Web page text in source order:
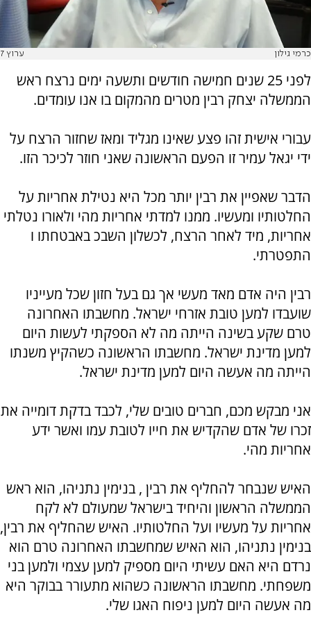
כרמי גילון ערוץ 7
לפני 25 שנים חמישה חודשים ותשעה ימים נרצח ראש
הממשלה יצחק רבין מטרים מהמקום בו אנו עומדים.
עבורי אישית זהו פצע שאינו מגליד ומאז שחזור הרצח על
ידי יגאל עמיר זו הפעם הראשונה שאני חוזר לכיכר הזו.
הדבר שאפיין את רבין יותר מכל היא נטילת אחריות על
החלטותיו ומעשיו. ממנו למדתי אחריות מהי ולאורו נטלתי
אחריות, מיד לאחר הרצח, לכשלון השבכ באבטחתו ו
התפטרתי.
רבין היה אדם מאד מעשי אך גם בעל חזון שכל מעייניו
שועבדו למען טובת אזרחי ישראל. מחשבתו האחרונה
טרם שקע בשינה הייתה מה לא הספקתי לעשות היום
למען מדינת ישראל. מחשבתו הראשונה כשהקיץ משנתו
הייתה מה אעשה היום למען מדינת ישראל.
אני מבקש מכם, חברים טובים שלי, לכבד בדקת דומייה את
זכרו של אדם שהקדיש את חייו לטובת עמו ואשר ידע
אחריות מהי.
האיש שנבחר להחליף את רבין , בנימין נתניהו, הוא ראש
הממשלה הראשון והיחיד בישראל שמעולם לא לקח
אחריות על מעשיו ועל החלטותיו. האיש שהחליף את רבין,
בנימין נתניהו, הוא האיש שמחשבתו האחרונה טרם הוא
נרדם היא האם עשיתי היום מספיק למען עצמי ולמען בני
משפחתי. מחשבתו הראשונה כשהוא מתעורר בבוקר היא
מה אעשה היום למען ניפוח האגו שלי.